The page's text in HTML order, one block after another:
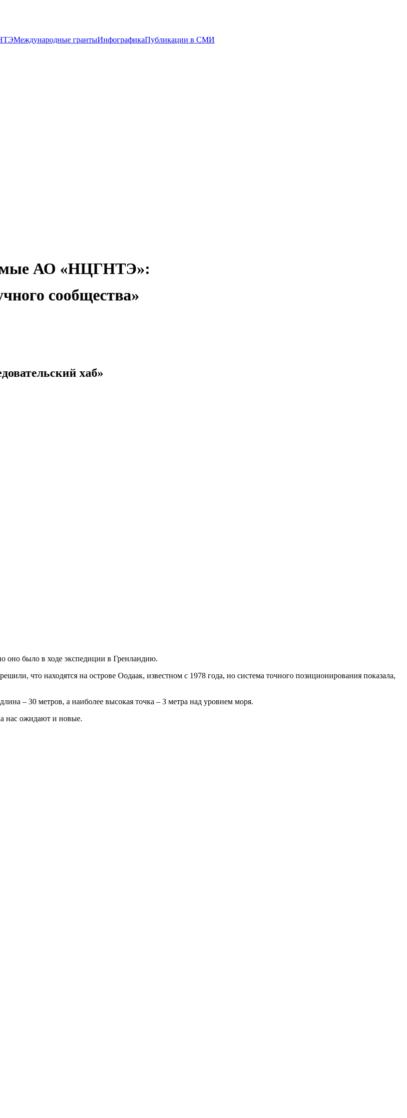
Международные грантыИнфографикаПубликации в СМИ
АО «НЦГНТЭ»:
сообщества»
хаб»
оно было в ходе экспедиции в Гренландию.
что находятся на острове Оодаак, известном с 1978 года, но система точного позиционирования показала,
– 30 метров, а наиболее высокая точка – 3 метра над уровнем моря.
нас ожидают и новые.